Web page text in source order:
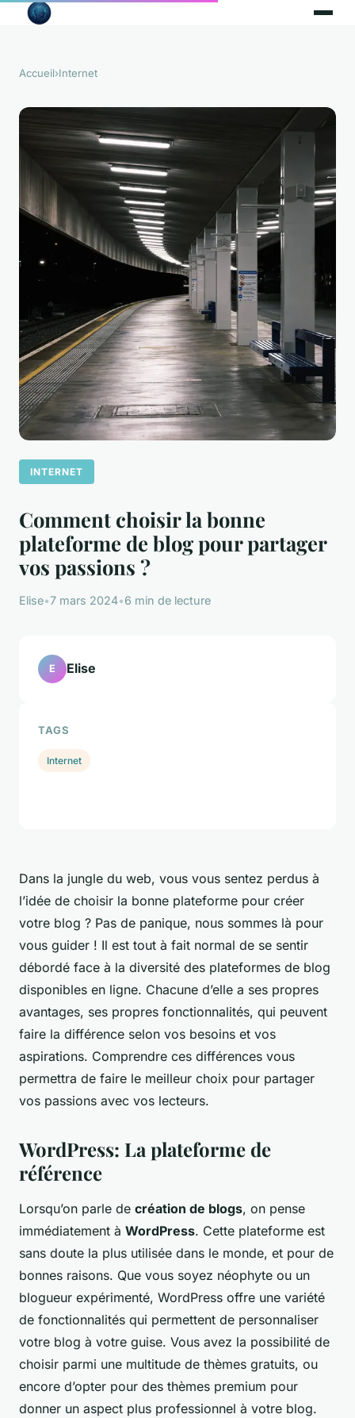
Accueil›Internet
INTERNET
Comment choisir la bonne
plateforme de blog pour partager
vos passions ?
Elise•7 mars 2024•6 min de lecture
Dans la jungle du web, vous vous sentez perdus à
l’idée de choisir la bonne plateforme pour créer
votre blog ? Pas de panique, nous sommes là pour
vous guider ! Il est tout à fait normal de se sentir
débordé face à la diversité des plateformes de blog
disponibles en ligne. Chacune d’elle a ses propres
avantages, ses propres fonctionnalités, qui peuvent
faire la différence selon vos besoins et vos
aspirations. Comprendre ces différences vous
permettra de faire le meilleur choix pour partager
vos passions avec vos lecteurs.
WordPress: La plateforme de
référence
Lorsqu’on parle de création de blogs, on pense
immédiatement à WordPress. Cette plateforme est
sans doute la plus utilisée dans le monde, et pour de
bonnes raisons. Que vous soyez néophyte ou un
blogueur expérimenté, WordPress offre une variété
de fonctionnalités qui permettent de personnaliser
votre blog à votre guise. Vous avez la possibilité de
choisir parmi une multitude de thèmes gratuits, ou
encore d’opter pour des thèmes premium pour
donner un aspect plus professionnel à votre blog.
E Elise
TAGS
Internet